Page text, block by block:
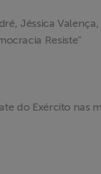
Jéssica
Resiste”
do Exército nas